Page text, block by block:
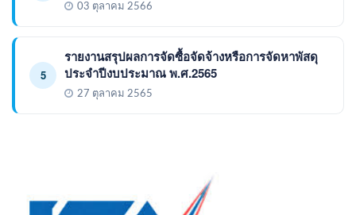
03 ตุลาคม 2566
5
รายงานสรุปผลการจัดซื้อจัดจ้างหรือการจัดหาพัสดุ
ประจำปีงบประมาณ พ.ศ.2565
27 ตุลาคม 2565